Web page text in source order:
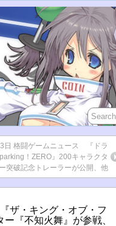
日 格闘ゲームニュース 『ドラ
！ZERO』200キャラクタ
ー突破記念トレーラーが公開、他
ザ・キング・オブ・フ
『不知火舞』が参戦、